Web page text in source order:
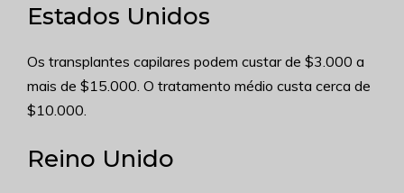
Estados Unidos
Os transplantes capilares podem custar de $3.000 a
mais de $15.000. O tratamento médio custa cerca de
$10.000.
Reino Unido